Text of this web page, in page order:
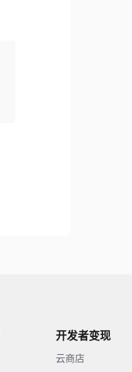
开发者变现
云商店